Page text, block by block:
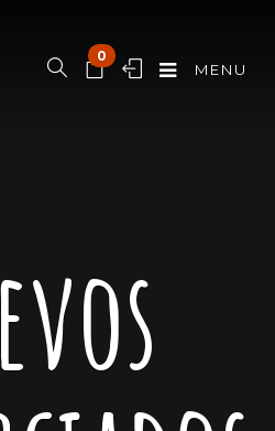
0
MENU